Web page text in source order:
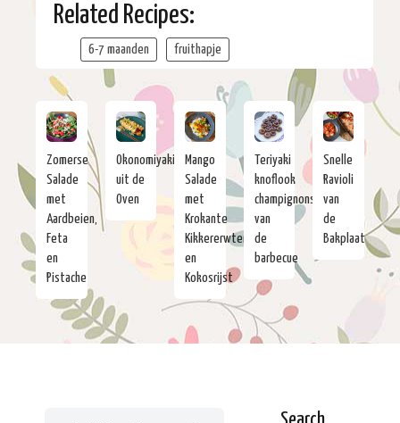
Related Recipes:
6-7 maanden fruithapje
Zomerse
Salade
met
Aardbeien,
Feta
en
Pistache
Okonomiyaki
uit de
Oven
Mango
Salade
met
Krokante
Kikkererwten
en
Kokosrijst
Teriyaki
knoflook
champignons
van
de
barbecue
Snelle
Ravioli
van
de
Bakplaat